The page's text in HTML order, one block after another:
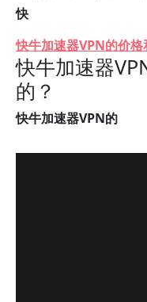
快
快牛加速器VPN的价
快牛加速器
的？
快牛加速器VPN的